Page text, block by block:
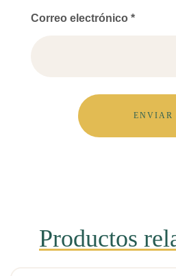
Correo electrónico *
Productos